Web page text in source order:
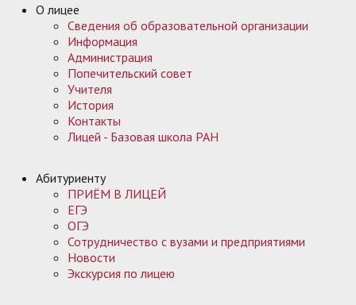
О лицее
Сведения об образовательной организации
Информация
Администрация
Попечительский совет
Учителя
История
Контакты
Лицей - Базовая школа РАН
Абитуриенту
ПРИЁМ В ЛИЦЕЙ
ЕГЭ
ОГЭ
Сотрудничество с вузами и предприятиями
Новости
Экскурсия по лицею